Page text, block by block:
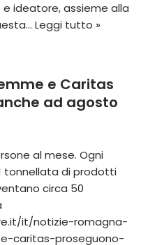
e ideatore, assieme alla
Leggi tutto »
e Caritas
ad agosto
al mese. Ogni
tonnellata di prodotti
circa 50
it/notizie-romagna-
caritas-proseguono-